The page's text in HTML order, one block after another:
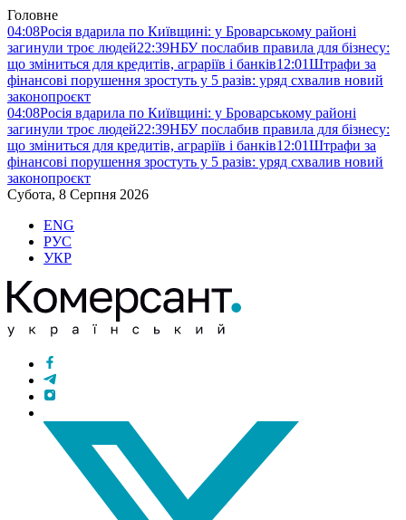
Головне
04:08Росія вдарила по Київщині: у Броварському районі
загинули троє людей22:39НБУ послабив правила для бізнесу:
що зміниться для кредитів, аграріїв і банків12:01Штрафи за
фінансові порушення зростуть у 5 разів: уряд схвалив новий
законопроєкт
04:08Росія вдарила по Київщині: у Броварському районі
загинули троє людей22:39НБУ послабив правила для бізнесу:
що зміниться для кредитів, аграріїв і банків12:01Штрафи за
фінансові порушення зростуть у 5 разів: уряд схвалив новий
законопроєкт
Субота, 8 Серпня 2026
ENG
РУС
УКР